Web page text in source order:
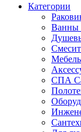
Категории
Ванны
СПА